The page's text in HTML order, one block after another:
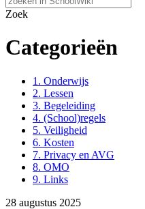
Zoek
Categorieën
1. Onderwijs
2. Lessen
3. Begeleiding
4. (School)regels
5. Veiligheid
6. Kosten
7. Privacy en AVG
8. OMO
9. Links
28 augustus 2025